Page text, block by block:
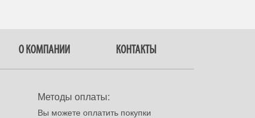
О КОМПАНИИ КОНТАКТЫ
Методы оплаты:
Вы можете оплатить покупки